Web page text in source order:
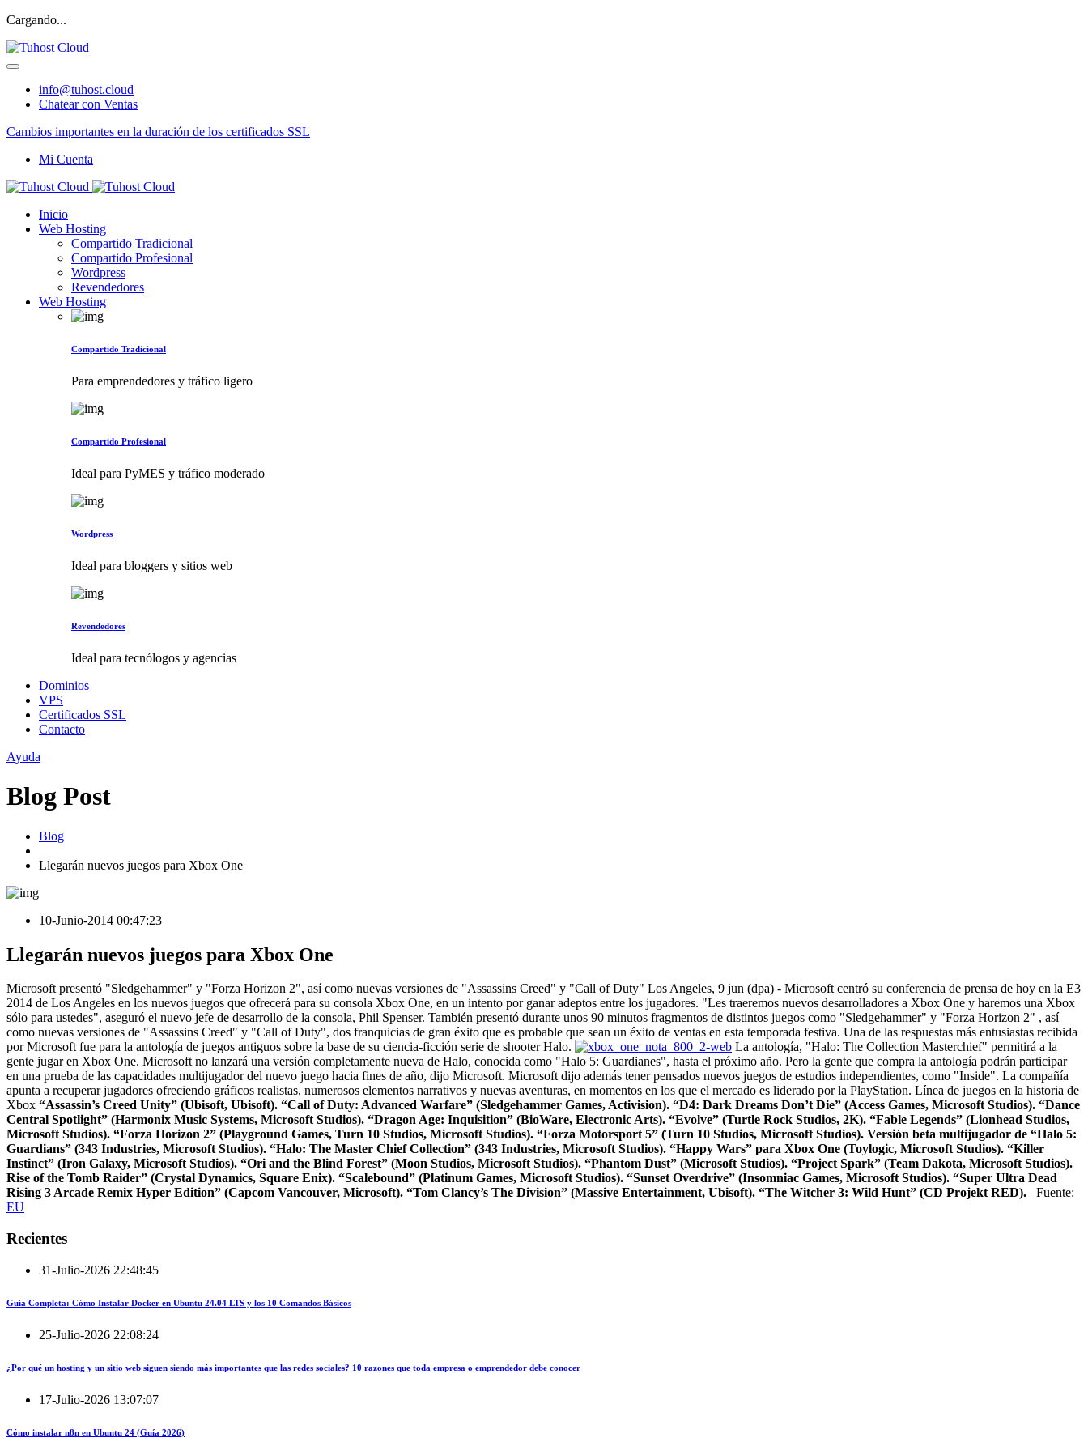
Cargando...
info@tuhost.cloud
Chatear con Ventas
Cambios importantes en la duración de los certificados SSL
Mi Cuenta
Inicio
Web Hosting
Compartido Tradicional
Compartido Profesional
Wordpress
Revendedores
Web Hosting
Compartido Tradicional
Para emprendedores y tráfico ligero
Compartido Profesional
Ideal para PyMES y tráfico moderado
Wordpress
Ideal para bloggers y sitios web
Revendedores
Ideal para tecnólogos y agencias
Dominios
VPS
Certificados SSL
Contacto
Ayuda
Blog Post
Blog
Llegarán nuevos juegos para Xbox One
10-Junio-2014 00:47:23
Llegarán nuevos juegos para Xbox One
Microsoft presentó "Sledgehammer" y "Forza Horizon 2", así como nuevas versiones de "Assassins Creed" y "Call of Duty" Los Angeles, 9 jun (dpa) - Microsoft centró su conferencia de prensa de hoy en la E3
2014 de Los Angeles en los nuevos juegos que ofrecerá para su consola Xbox One, en un intento por ganar adeptos entre los jugadores. "Les traeremos nuevos desarrolladores a Xbox One y haremos una Xbox
sólo para ustedes", aseguró el nuevo jefe de desarrollo de la consola, Phil Spenser. También presentó durante unos 90 minutos fragmentos de distintos juegos como "Sledgehammer" y "Forza Horizon 2" , así
como nuevas versiones de "Assassins Creed" y "Call of Duty", dos franquicias de gran éxito que es probable que sean un éxito de ventas en esta temporada festiva. Una de las respuestas más entusiastas recibida
por Microsoft fue para la antología de juegos antiguos sobre la base de su ciencia-ficción serie de shooter Halo.
La antología, "Halo: The Collection Masterchief" permitirá a la
gente jugar en Xbox One. Microsoft no lanzará una versión completamente nueva de Halo, conocida como "Halo 5: Guardianes", hasta el próximo año. Pero la gente que compra la antología podrán participar
en una prueba de las capacidades multijugador del nuevo juego hacia fines de año, dijo Microsoft. Microsoft dijo además tener pensados nuevos juegos de estudios independientes, como "Inside". La compañía
apunta a recuperar jugadores ofreciendo gráficos realistas, numerosos elementos narrativos y nuevas aventuras, en momentos en los que el mercado es liderado por la PlayStation. Línea de juegos en la historia de
Xbox “Assassin’s Creed Unity” (Ubisoft, Ubisoft). “Call of Duty: Advanced Warfare” (Sledgehammer Games, Activision). “D4: Dark Dreams Don’t Die” (Access Games, Microsoft Studios). “Dance
Central Spotlight” (Harmonix Music Systems, Microsoft Studios). “Dragon Age: Inquisition” (BioWare, Electronic Arts). “Evolve” (Turtle Rock Studios, 2K). “Fable Legends” (Lionhead Studios,
Microsoft Studios). “Forza Horizon 2” (Playground Games, Turn 10 Studios, Microsoft Studios). “Forza Motorsport 5” (Turn 10 Studios, Microsoft Studios). Versión beta multijugador de “Halo 5:
Guardians” (343 Industries, Microsoft Studios). “Halo: The Master Chief Collection” (343 Industries, Microsoft Studios). “Happy Wars” para Xbox One (Toylogic, Microsoft Studios). “Killer
Instinct” (Iron Galaxy, Microsoft Studios). “Ori and the Blind Forest” (Moon Studios, Microsoft Studios). “Phantom Dust” (Microsoft Studios). “Project Spark” (Team Dakota, Microsoft Studios).
Rise of the Tomb Raider” (Crystal Dynamics, Square Enix). “Scalebound” (Platinum Games, Microsoft Studios). “Sunset Overdrive” (Insomniac Games, Microsoft Studios). “Super Ultra Dead
Rising 3 Arcade Remix Hyper Edition” (Capcom Vancouver, Microsoft). “Tom Clancy’s The Division” (Massive Entertainment, Ubisoft). “The Witcher 3: Wild Hunt” (CD Projekt RED). Fuente:
EU
Recientes
31-Julio-2026 22:48:45
Guía Completa: Cómo Instalar Docker en Ubuntu 24.04 LTS y los 10 Comandos Básicos
25-Julio-2026 22:08:24
¿Por qué un hosting y un sitio web siguen siendo más importantes que las redes sociales? 10 razones que toda empresa o emprendedor debe conocer
17-Julio-2026 13:07:07
Cómo instalar n8n en Ubuntu 24 (Guía 2026)